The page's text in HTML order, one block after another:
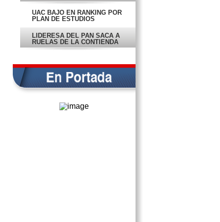
UAC BAJÓ EN RANKING POR
PLAN DE ESTUDIOS
LIDERESA DEL PAN SACA A
RUELAS DE LA CONTIENDA
CONFLICTO EN CONGRESO
PROTEGERÁN EL DINERO DE
LOS PROGRAMAS SOCIALES
EXIGEN A CONSEJEROS NO
VENDER ELECCIÓN